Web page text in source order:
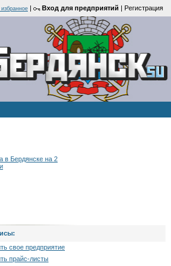
| Вход для предприятий | Регистрация
свое предприятие
прайс-листы